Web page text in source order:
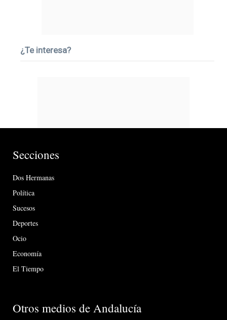
¿Te interesa?
Secciones
Dos Hermanas
Política
Sucesos
Deportes
Ocio
Economía
El Tiempo
Otros medios de Andalucía